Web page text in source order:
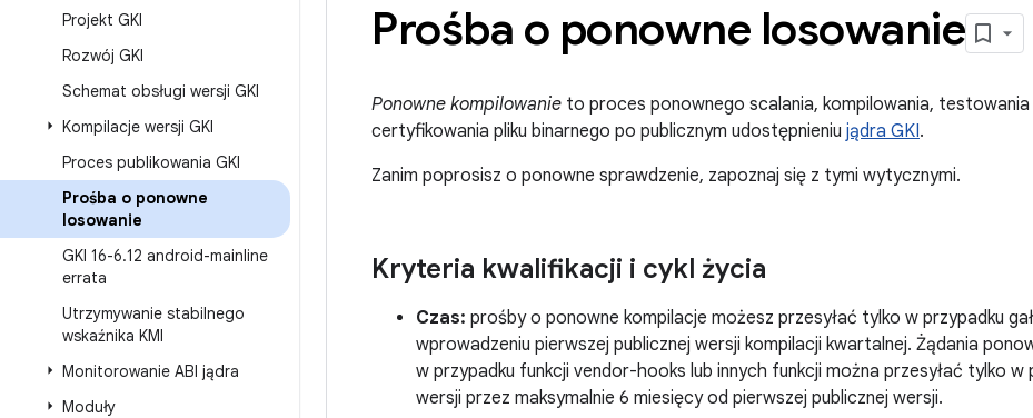
Projekt GKI
Rozwój GKI
Schemat obsługi wersji GKI
Kompilacje wersji GKI
Proces publikowania GKI
Prośba o ponowne
losowanie
GKI 16-6.12 android-mainline
errata
Utrzymywanie stabilnego
wskaźnika KMI
Monitorowanie ABI jądra
Moduły
Prośba o ponowne losowanie
Ponowne kompilowanie to proces ponownego scalania, kompilowania,
certyfikowania pliku binarnego po publicznym udostępnieniu jądra GKI.
Zanim poprosisz o ponowne sprawdzenie, zapoznaj się z tymi wytycznymi.
Kryteria kwalifikacji i cykl życia
Czas: prośby o ponowne kompilacje możesz przesyłać tylko w przypadku
wprowadzeniu pierwszej publicznej wersji kompilacji kwartalnej. Żądania
w przypadku funkcji vendor-hooks lub innych funkcji można przesyłać tylko w
wersji przez maksymalnie 6 miesięcy od pierwszej publicznej wersji.